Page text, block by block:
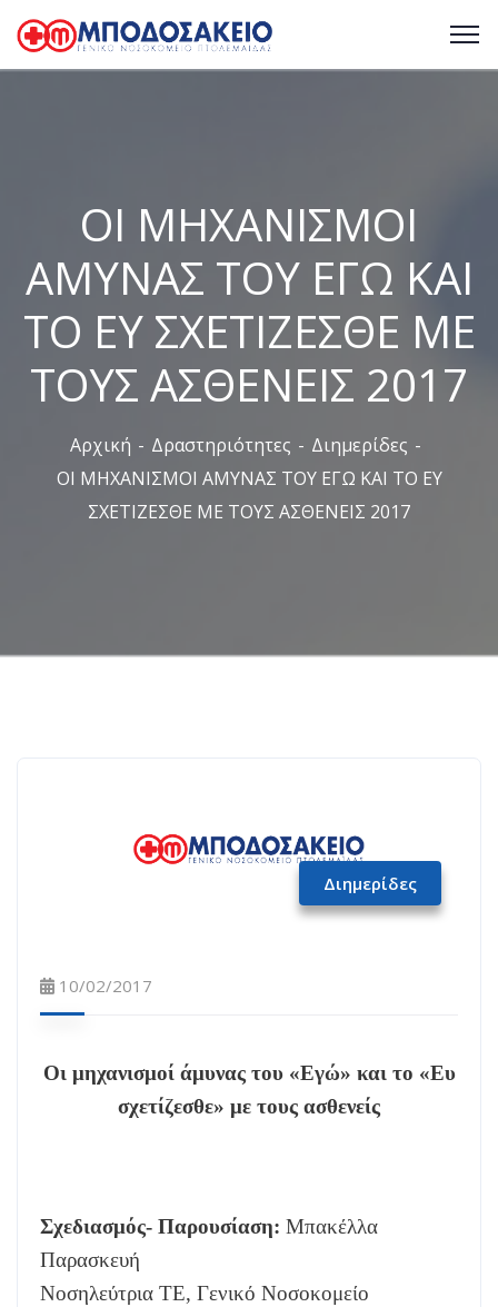
ΟΙ ΜΗΧΑΝΙΣΜΟΙ
ΑΜΥΝΑΣ ΤΟΥ ΕΓΩ ΚΑΙ
ΤΟ ΕΥ ΣΧΕΤΙΖΕΣΘΕ ΜΕ
ΤΟΥΣ ΑΣΘΕΝΕΙΣ 2017
Αρχική Δραστηριότητες
Διημερίδες
ΟΙ ΜΗΧΑΝΙΣΜΟΙ ΑΜΥΝΑΣ ΤΟΥ ΕΓΩ ΚΑΙ ΤΟ ΕΥ
ΣΧΕΤΙΖΕΣΘΕ ΜΕ ΤΟΥΣ ΑΣΘΕΝΕΙΣ 2017
Διημερίδες
10/02/2017
Οι μηχανισμοί άμυνας του «Εγώ» και το «Ευ
σχετίζεσθε» με τους ασθενείς
Σχεδιασμός- Παρουσίαση: Μπακέλλα
Παρασκευή
Νοσηλεύτρια TE, Γενικό Νοσοκομείο